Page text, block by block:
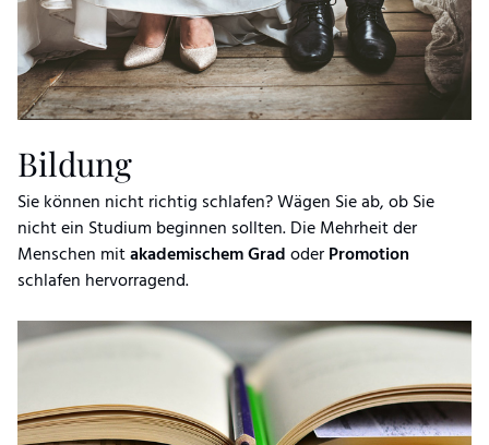
Bildung
Sie können nicht richtig schlafen? Wägen Sie ab, ob Sie
nicht ein Studium beginnen sollten. Die Mehrheit der
Menschen mitakademischem GradoderPromotion
schlafen hervorragend.